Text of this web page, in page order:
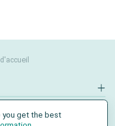
you get the best